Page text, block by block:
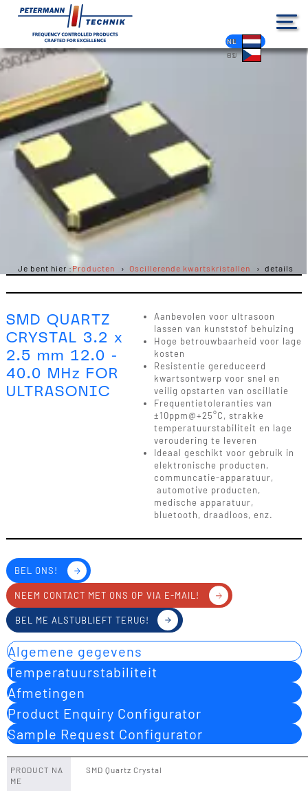
DE
EN
FR
ES
PL
IT
NL
HU
CS
Je bent hier :Producten Oscillerende kwartskristallen details
SMD QUARTZ
CRYSTAL 3.2 x
2.5 mm 12.0 -
40.0 MHz FOR
ULTRASONIC
Aanbevolen voor ultrasoon
lassen van kunststof behuizing
Hoge betrouwbaarheid voor lage
kosten
Resistentie gereduceerd
kwartsontwerp voor snel en
veilig opstarten van oscillatie
Frequentietoleranties van
±10ppm@+25°C, strakke
temperatuurstabiliteit en lage
veroudering te leveren
Ideaal geschikt voor gebruik in
elektronische producten,
communcatie-apparatuur,
automotive producten,
medische apparatuur,
bluetooth, draadloos, enz.
BEL ONS!
NEEM CONTACT MET ONS OP VIA E-MAIL!
BEL ME ALSTUBLIEFT TERUG!
Algemene gegevens
Temperatuurstabiliteit
Afmetingen
Product Enquiry Configurator
Sample Request Configurator
PRODUCT NA
ME
SMD Quartz Crystal